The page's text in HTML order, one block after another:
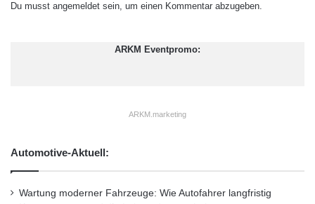
Du musst angemeldet sein, um einen Kommentar abzugeben.
ARKM Eventpromo:
ARKM.marketing
Automotive-Aktuell:
Wartung moderner Fahrzeuge: Wie Autofahrer langfristig